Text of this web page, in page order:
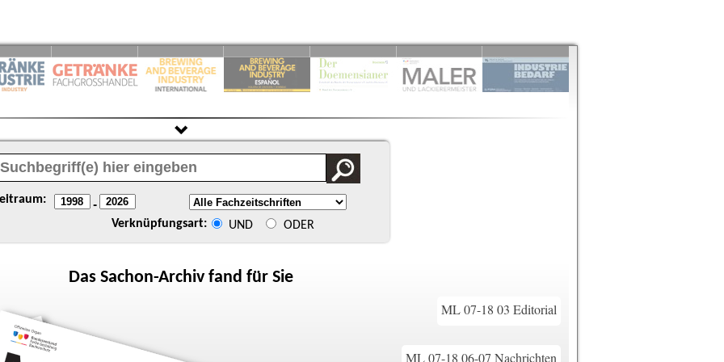
-
Verknüpfungsart: UND ODER
Das Sachon-Archiv fand für Sie
ML 07-18 03 Editorial
ML 07-18 06-07 Nachrichten